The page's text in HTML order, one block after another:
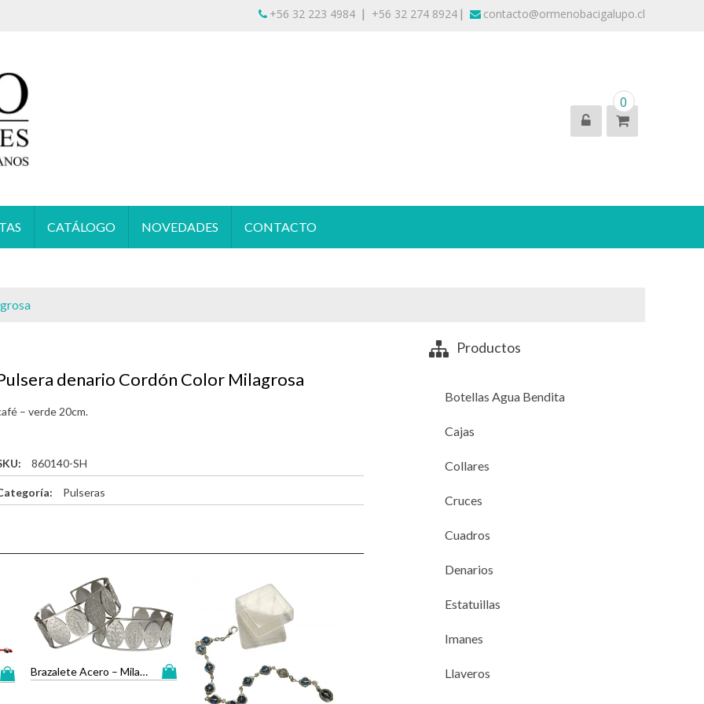
Lunes a Viernes 10:00 a 13:30 y 15:00 a 17:00 hrs. Solo ventas al por mayor
+56 32 223 4984 | +56 32 274 8924 | contacto@ormenobacigalupo.cl
0
CATÁLOGO NOVEDADES CONTACTO
denario Cordón Color Milagrosa
– verde 20cm.
860140-SH
Pulseras
Brazalete Acero – Milagrosa
Productos
Botellas Agua Bendita
Cajas
Collares
Cruces
Cuadros
Denarios
Estatuillas
Imanes
Llaveros